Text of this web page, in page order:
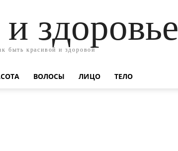
здоровье
быть красивой и здоровой
ВОЛОСЫ ЛИЦО ТЕЛО